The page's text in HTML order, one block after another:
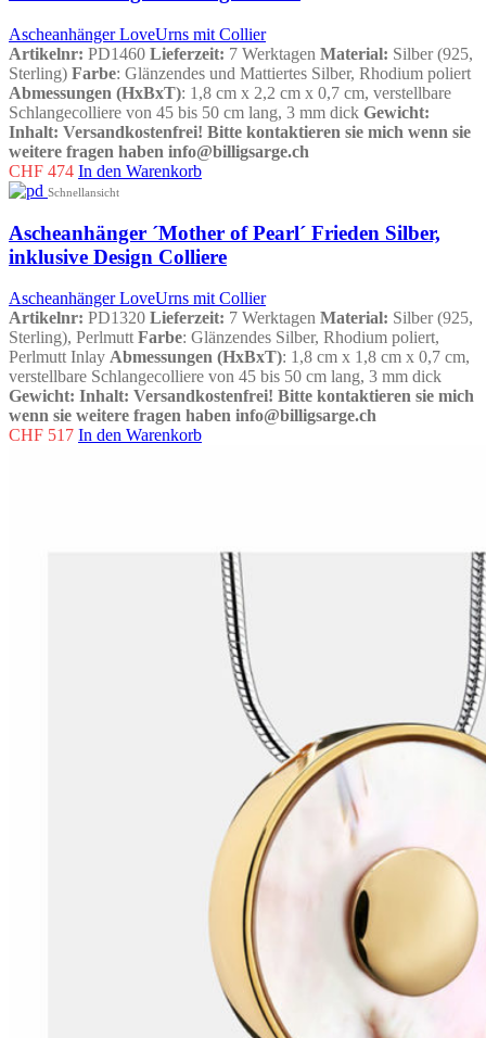
Ascheanhänger LoveUrns mit Collier
Artikelnr: PD1460 Lieferzeit: 7 Werktagen Material: Silber (925,
Sterling) Farbe: Glänzendes und Mattiertes Silber, Rhodium poliert
Abmessungen (HxBxT): 1,8 cm x 2,2 cm x 0,7 cm, verstellbare
Schlangecolliere von 45 bis 50 cm lang, 3 mm dick Gewicht:
Inhalt: Versandkostenfrei! Bitte kontaktieren sie mich wenn sie
weitere fragen haben info@billigsarge.ch
CHF 474 In den Warenkorb
Schnellansicht
Ascheanhänger ´Mother of Pearl´ Frieden Silber,
inklusive Design Colliere
Ascheanhänger LoveUrns mit Collier
Artikelnr: PD1320 Lieferzeit: 7 Werktagen Material: Silber (925,
Sterling), Perlmutt Farbe: Glänzendes Silber, Rhodium poliert,
Perlmutt Inlay Abmessungen (HxBxT): 1,8 cm x 1,8 cm x 0,7 cm,
verstellbare Schlangecolliere von 45 bis 50 cm lang, 3 mm dick
Gewicht: Inhalt: Versandkostenfrei! Bitte kontaktieren sie mich
wenn sie weitere fragen haben info@billigsarge.ch
CHF 517 In den Warenkorb